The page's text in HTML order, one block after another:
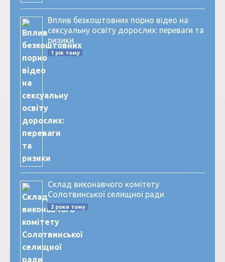
Вплив безкоштовних порно відео на
сексуальну освіту дорослих: переваги та
ризики
1 рік тому
Склад виконавчого комітету
Солотвинської селищної ради
2 роки тому